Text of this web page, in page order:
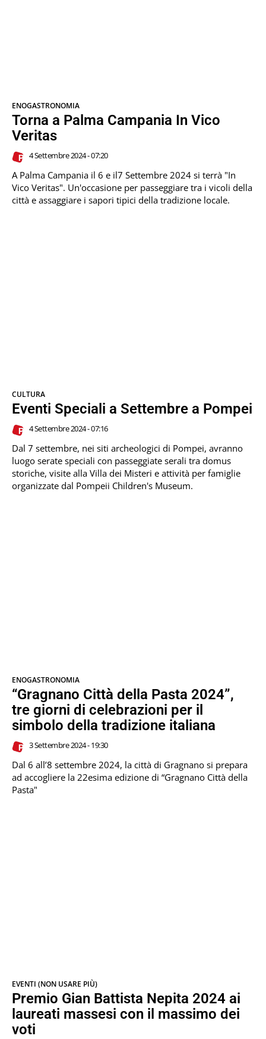
ENOGASTRONOMIA
Torna a Palma Campania In Vico
Veritas
4 Settembre 2024 - 07:20
A Palma Campania il 6 e il7 Settembre 2024 si terrà "In
Vico Veritas". Un'occasione per passeggiare tra i vicoli della
città e assaggiare i sapori tipici della tradizione locale.
CULTURA
Eventi Speciali a Settembre a Pompei
4 Settembre 2024 - 07:16
Dal 7 settembre, nei siti archeologici di Pompei, avranno
luogo serate speciali con passeggiate serali tra domus
storiche, visite alla Villa dei Misteri e attività per famiglie
organizzate dal Pompeii Children's Museum.
ENOGASTRONOMIA
“Gragnano Città della Pasta 2024”,
tre giorni di celebrazioni per il
simbolo della tradizione italiana
3 Settembre 2024 - 19:30
Dal 6 all’8 settembre 2024, la città di Gragnano si prepara
ad accogliere la 22esima edizione di “Gragnano Città della
Pasta"
EVENTI (NON USARE PIÙ)
Premio Gian Battista Nepita 2024 ai
laureati massesi con il massimo dei
voti